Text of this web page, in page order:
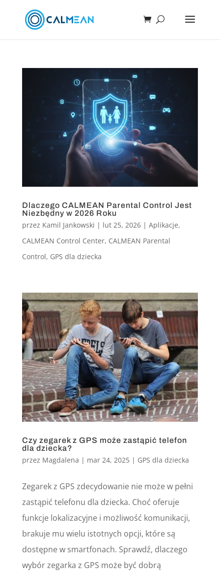
Dlaczego CALMEAN Parental Control Jest
Niezbędny w 2026 Roku
przez Kamil Jankowski | lut 25, 2026| Aplikacje,
CALMEAN Control Center, CALMEAN Parental
Control, GPS dla dziecka
Czy zegarek z GPS może zastąpić telefon
dla dziecka?
przez Magdalena | mar 24, 2025| GPS dla dziecka
Zegarek z GPS zdecydowanie nie może w pełni
zastąpić telefonu dla dziecka. Choć oferuje
funkcje lokalizacyjne i możliwość komunikacji,
brakuje mu wielu istotnych opcji, które są
dostępne w smartfonach. Sprawdź, dlaczego
wybór zegarka z GPS może być dobrą